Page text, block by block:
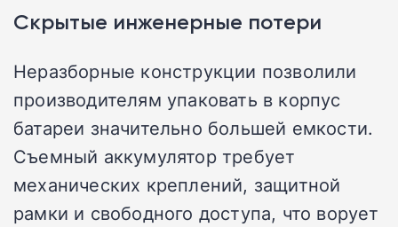
Скрытые инженерные потери
Неразборные конструкции позволили
производителям упаковать в корпус
батареи значительно большей емкости.
Съемный аккумулятор требует
механических креплений, защитной
рамки и свободного доступа, что ворует